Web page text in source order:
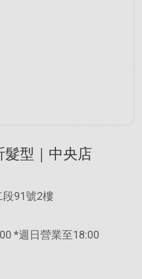
型｜中央店
段91號2樓
*週日營業至18:00